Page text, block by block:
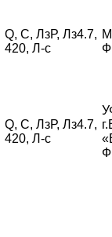
Q, С, ЛзР, Лз4.7,
420, Л-с
Q, С, ЛзР, Лз4.7,
420, Л-с